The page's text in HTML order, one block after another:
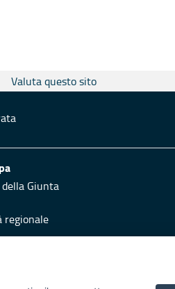
Valuta questo sito
Giunta
regionale